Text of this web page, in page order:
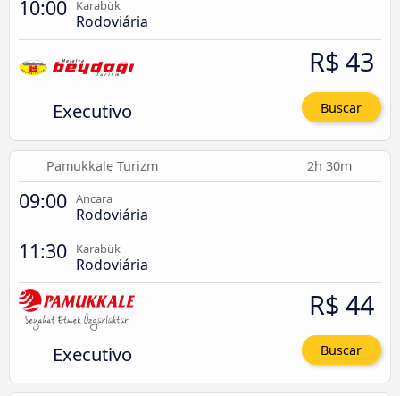
10:00 Karabük
Rodoviária
Executivo
R$ 43
Buscar
Pamukkale Turizm 2h 30m
09:00 Ancara
Rodoviária
11:30 Karabük
Rodoviária
Executivo
R$ 44
Buscar